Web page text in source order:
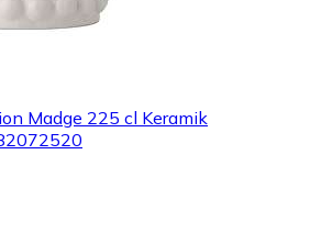
Madge 225 cl Keramik